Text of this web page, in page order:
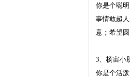
你是个聪
事情敢超
意；希望
3、杨宙小
你是个活